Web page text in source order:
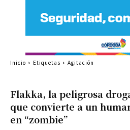
Flakka, la peligrosa
que convierte a un
en “zombie”
Inicio Etiquetas Agitación